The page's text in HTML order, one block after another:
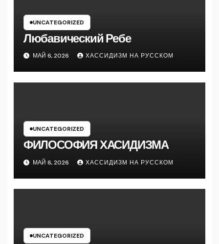
UNCATEGORIZED
Любавический Ребе
МАЙ 6, 2026 ХАССИДИЗМ НА РУССКОМ
UNCATEGORIZED
ФИЛОСОФИЯ ХАСИДИЗМА
МАЙ 6, 2026 ХАССИДИЗМ НА РУССКОМ
UNCATEGORIZED